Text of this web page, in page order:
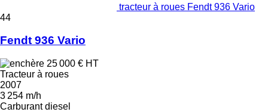
tracteur à roues Fendt 936 Vario
44
Fendt 936 Vario
25 000 € HT
Tracteur à roues
2007
3 254 m/h
Carburant diesel